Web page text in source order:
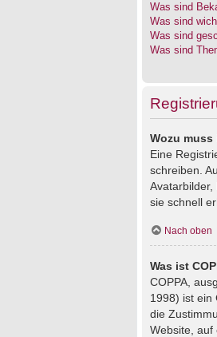
Was sind
Was sind
Was sind
Was sind
Wozu
Eine
schreiben.
Avatarbilder,
sie schnell
Nach oben
Was ist
COPPA,
1998) ist ein
die
Website, auf